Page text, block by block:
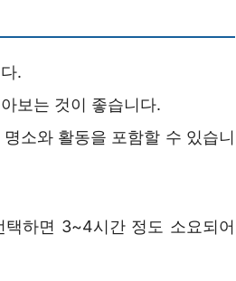
.
보는 것이 좋습니다.
소와 활동을 포함할 수 있습니
하면 3~4시간 정도 소요되어